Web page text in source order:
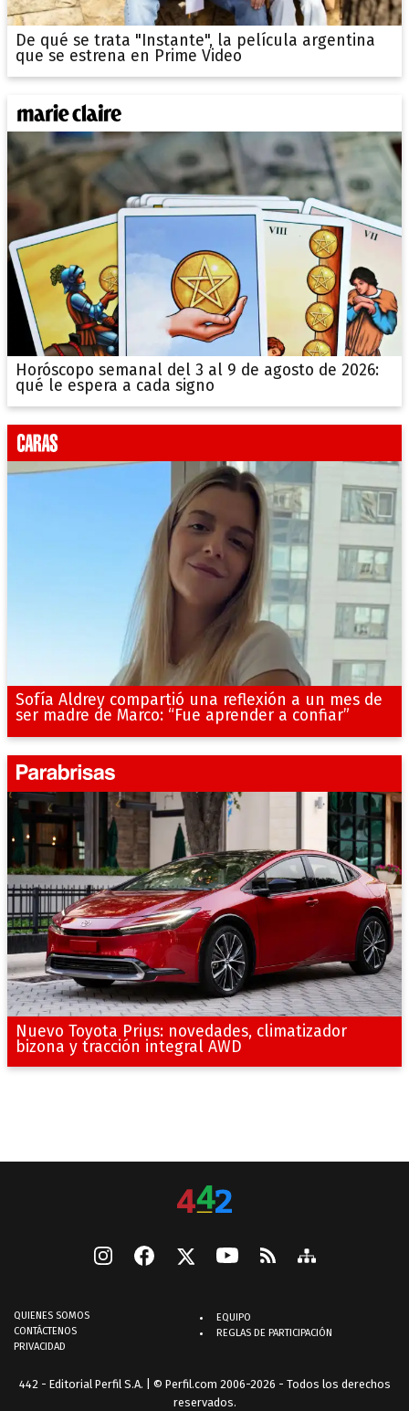
De qué se trata "Instante", la película argentina
que se estrena en Prime Video
Horóscopo semanal del 3 al 9 de agosto de 2026:
qué le espera a cada signo
Sofía Aldrey compartió una reflexión a un mes de
ser madre de Marco: “Fue aprender a confiar”
Nuevo Toyota Prius: novedades, climatizador
bizona y tracción integral AWD
QUIENES SOMOS
CONTÁCTENOS
PRIVACIDAD
EQUIPO
REGLAS DE PARTICIPACIÓN
442 - Editorial Perfil S.A. | © Perfil.com 2006-2026 - Todos los derechos
reservados.